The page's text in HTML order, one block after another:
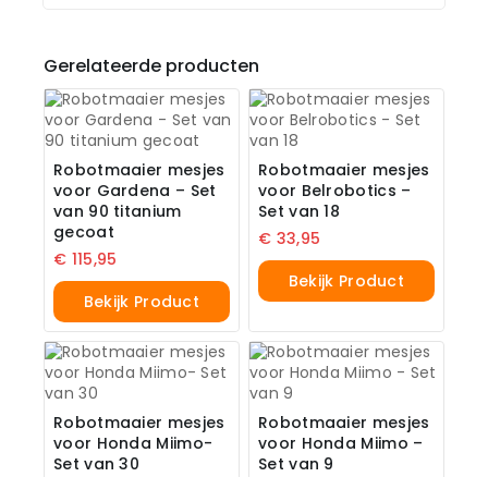
Gerelateerde producten
Robotmaaier mesjes
voor Gardena – Set
van 90 titanium
gecoat
€ 115,95
Bekijk Product
Robotmaaier mesjes
voor Belrobotics –
Set van 18
€ 33,95
Bekijk Product
Robotmaaier mesjes
voor Honda Miimo-
Set van 30
Robotmaaier mesjes
voor Honda Miimo –
Set van 9